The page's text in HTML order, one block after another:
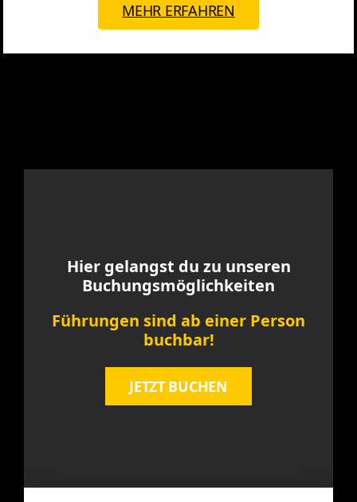
MEHR ERFAHREN
Hier gelangst du zu unseren
Buchungsmöglichkeiten
Führungen sind ab einer Person
buchbar!
JETZT BUCHEN